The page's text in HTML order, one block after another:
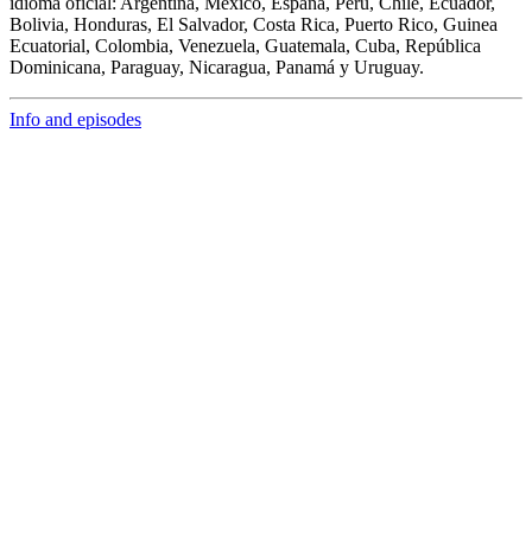
Bolivia, Honduras, El Salvador, Costa Rica, Puerto Rico, Guinea
Ecuatorial, Colombia, Venezuela, Guatemala, Cuba, República
Dominicana, Paraguay, Nicaragua, Panamá y Uruguay.
Info and episodes